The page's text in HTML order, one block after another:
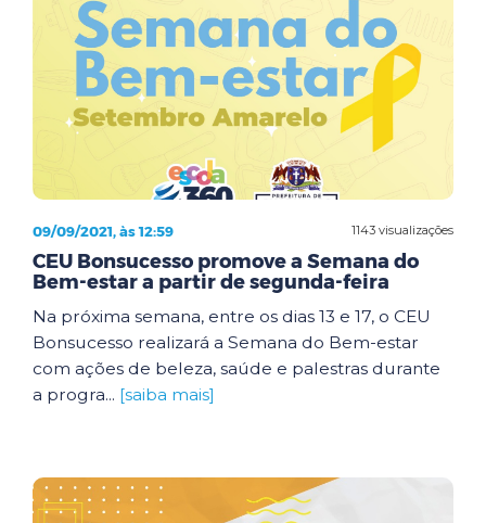
1143 visualizações
09/09/2021, às 12:59
CEU Bonsucesso promove a Semana do
Bem-estar a partir de segunda-feira
Na próxima semana, entre os dias 13 e 17, o CEU
Bonsucesso realizará a Semana do Bem-estar
com ações de beleza, saúde e palestras durante
a progra... [saiba mais]